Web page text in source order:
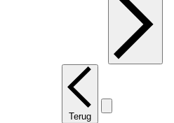
Terug